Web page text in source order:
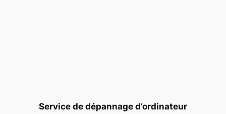
Service de dépannage d’ordinateur